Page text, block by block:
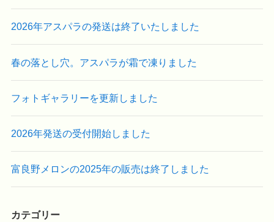
2026年アスパラの発送は終了いたしました
春の落とし穴。アスパラが霜で凍りました
フォトギャラリーを更新しました
2026年発送の受付開始しました
富良野メロンの2025年の販売は終了しました
カテゴリー